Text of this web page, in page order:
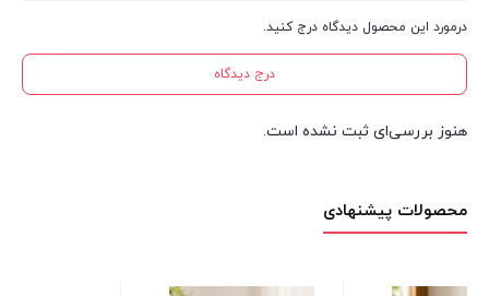
درمورد این محصول دیدگاه درج کنید.
درج دیدگاه
هنوز بررسی‌ای ثبت نشده است.
محصولات پیشنهادی